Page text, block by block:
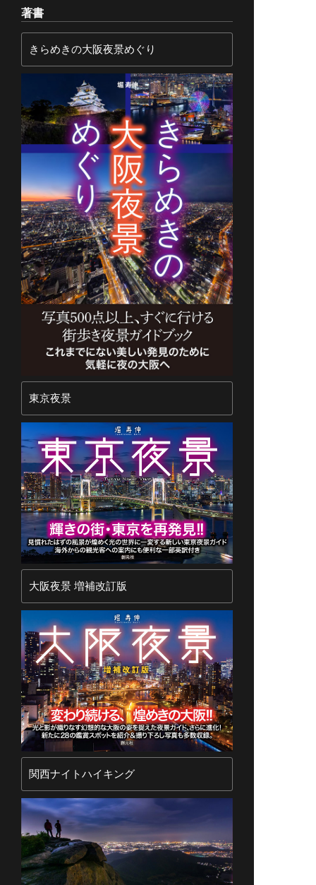
著書
きらめきの大阪夜景めぐり
東京夜景
大阪夜景 増補改訂版
関西ナイトハイキング